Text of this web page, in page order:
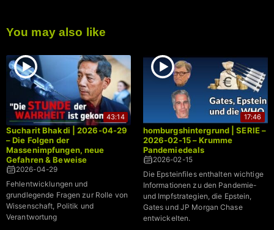
You may also like
43:14
Sucharit Bhakdi | 2026-04-29
– Die Folgen der
Massenimpfungen, neue
Gefahren & Beweise
2026-04-29
Fehlentwicklungen und
grundlegende Fragen zur Rolle von
Wissenschaft, Politik und
Verantwortung
17:46
homburgshintergrund | SERIE –
2026-02-15 – Krumme
Pandemiedeals
2026-02-15
Die Epsteinfiles enthalten wichtige
Informationen zu den Pandemie-
und Impfstrategien, die Epstein,
Gates und JP Morgan Chase
entwickelten.